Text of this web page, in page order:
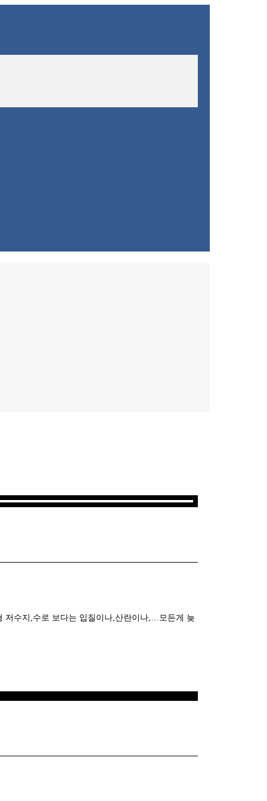
수지,수로 보다는 입질이나,산란이나,…모든게 늦